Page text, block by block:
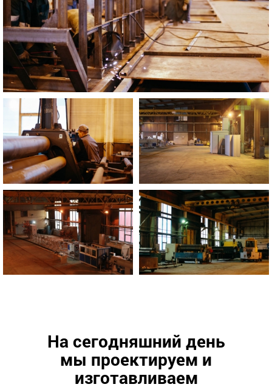
На сегодняшний день
мы проектируем и
изготавливаем